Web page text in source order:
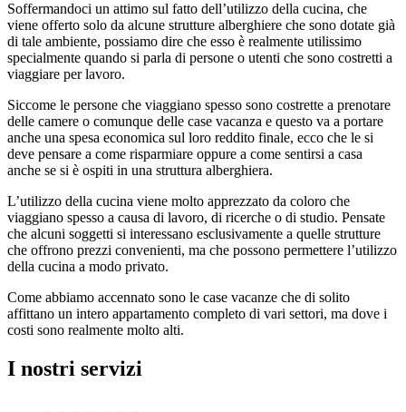
Soffermandoci un attimo sul fatto dell’utilizzo della cucina, che
viene offerto solo da alcune strutture alberghiere che sono dotate già
di tale ambiente, possiamo dire che esso è realmente utilissimo
specialmente quando si parla di persone o utenti che sono costretti a
viaggiare per lavoro.
Siccome le persone che viaggiano spesso sono costrette a prenotare
delle camere o comunque delle case vacanza e questo va a portare
anche una spesa economica sul loro reddito finale, ecco che le si
deve pensare a come risparmiare oppure a come sentirsi a casa
anche se si è ospiti in una struttura alberghiera.
L’utilizzo della cucina viene molto apprezzato da coloro che
viaggiano spesso a causa di lavoro, di ricerche o di studio. Pensate
che alcuni soggetti si interessano esclusivamente a quelle strutture
che offrono prezzi convenienti, ma che possono permettere l’utilizzo
della cucina a modo privato.
Come abbiamo accennato sono le case vacanze che di solito
affittano un intero appartamento completo di vari settori, ma dove i
costi sono realmente molto alti.
I nostri servizi